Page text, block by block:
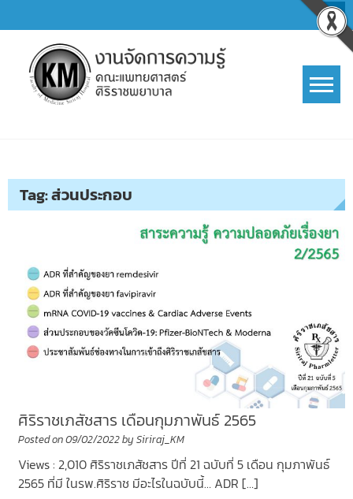
to
content
Tag:ส่วนประกอบ
ศิริราชเภสัชสาร เดือนกุมภาพันธ์ 2565
Posted on09/02/2022by Siriraj_KM
Views : 2,010 ศิริราชเภสัชสาร ปีที่ 21 ฉบับที่ 5 เดือน กุมภาพันธ์
2565 ที่มี ในรพ.ศิริราช มีอะไรในฉบับนี้… ADR […]